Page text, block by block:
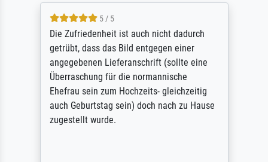
5 / 5
Die Zufriedenheit ist auch nicht dadurch
getrübt, dass das Bild entgegen einer
angegebenen Lieferanschrift (sollte eine
Überraschung für die normannische
Ehefrau sein zum Hochzeits- gleichzeitig
auch Geburtstag sein) doch nach zu Hause
zugestellt wurde.